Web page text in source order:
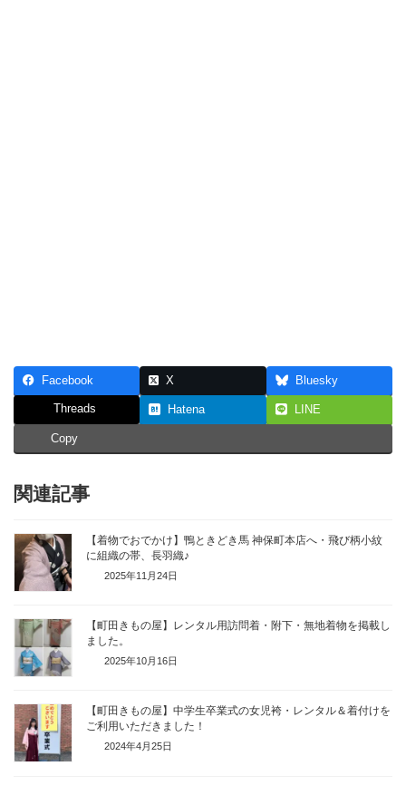
Facebook X Bluesky
Threads Hatena LINE
Copy
関連記事
【着物でおでかけ】鴨ときどき馬 神保町本店へ・飛び柄小紋
に組織の帯、長羽織♪
2025年11月24日
【町田きもの屋】レンタル用訪問着・附下・無地着物を掲載し
ました。
2025年10月16日
【町田きもの屋】中学生卒業式の女児袴・レンタル＆着付けを
ご利用いただきました！
2024年4月25日